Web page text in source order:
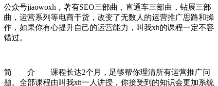
公众号jiaowoxh，著有SEO三部曲，直通车三部曲，钻展三部
曲，运营系列等电商干货，改变了无数人的运营推广思路和操
作，如果你有心提升自己的运营能力，叫我xh的课程一定不容
错过。
简 介
课程长达2个月，足够帮你理清所有运营推广问
题。全部课程由叫我xh一人讲授，你接受到的知识会更加系统